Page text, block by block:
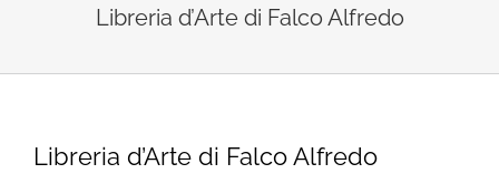
Libreria d’Arte di Falco Alfredo
Libreria d’Arte di Falco Alfredo